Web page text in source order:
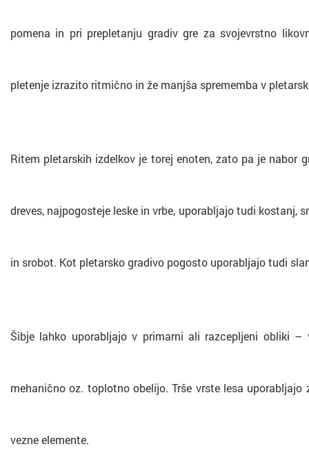
pomena in pri prepletanju gradiv gre za svojevrstno
pletenje izrazito ritmično in že manjša sprememba v
Ritem pletarskih izdelkov je torej enoten, zato pa je nabor
dreves, najpogosteje leske in vrbe, uporabljajo tudi kostanj,
in srobot. Kot pletarsko gradivo pogosto uporabljajo tudi
Šibje lahko uporabljajo v primarni ali razcepljeni obliki
mehanično oz. toplotno obelijo. Trše vrste lesa
vezne elemente.